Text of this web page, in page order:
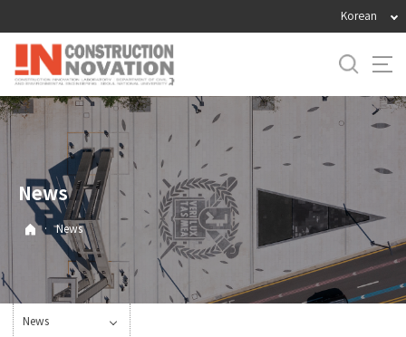
로
메
뉴
Korean
News
· News
News